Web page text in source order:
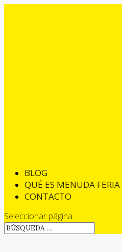
BLOG
QUÉ ES MENUDA FERIA
CONTACTO
Seleccionar página